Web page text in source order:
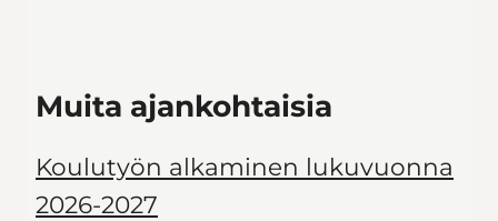
Muita ajankohtaisia
Koulutyön alkaminen lukuvuonna
2026-2027